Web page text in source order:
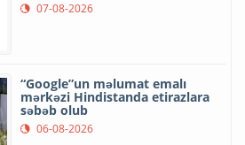
07-08-2026
“Google”un məlumat emalı
mərkəzi Hindistanda etirazlara
səbəb olub
06-08-2026